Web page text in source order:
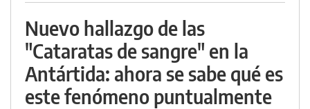
Nuevo hallazgo de las
"Cataratas de sangre" en la
Antártida: ahora se sabe qué es
este fenómeno puntualmente